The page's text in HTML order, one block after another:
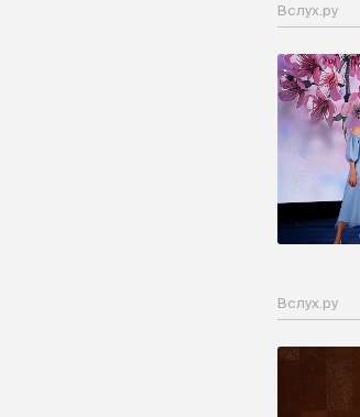
Вслух.ру
Вслух.ру